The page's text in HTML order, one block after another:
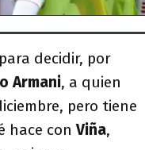
decidir, por
Armani, a quien
pero tiene
hace conViña,